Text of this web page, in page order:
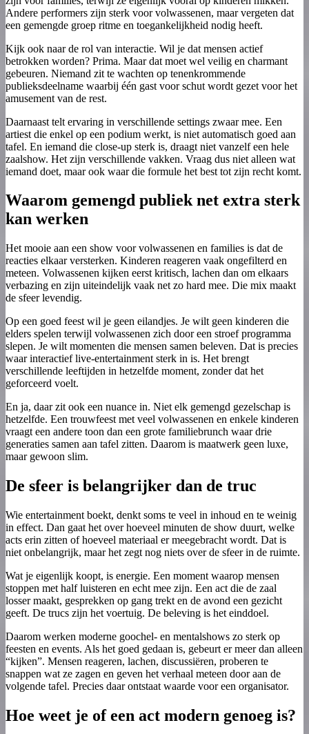
Andere performers zijn sterk voor volwassenen, maar vergeten dat
een gemengde groep ritme en toegankelijkheid nodig heeft.
Kijk ook naar de rol van interactie. Wil je dat mensen actief
betrokken worden? Prima. Maar dat moet wel veilig en charmant
gebeuren. Niemand zit te wachten op tenenkrommende
publieksdeelname waarbij één gast voor schut wordt gezet voor het
amusement van de rest.
Daarnaast telt ervaring in verschillende settings zwaar mee. Een
artiest die enkel op een podium werkt, is niet automatisch goed aan
tafel. En iemand die close-up sterk is, draagt niet vanzelf een hele
zaalshow. Het zijn verschillende vakken. Vraag dus niet alleen wat
iemand doet, maar ook waar die formule het best tot zijn recht komt.
Waarom gemengd publiek net extra sterk
kan werken
Het mooie aan een show voor volwassenen en families is dat de
reacties elkaar versterken. Kinderen reageren vaak ongefilterd en
meteen. Volwassenen kijken eerst kritisch, lachen dan om elkaars
verbazing en zijn uiteindelijk vaak net zo hard mee. Die mix maakt
de sfeer levendig.
Op een goed feest wil je geen eilandjes. Je wilt geen kinderen die
elders spelen terwijl volwassenen zich door een stroef programma
slepen. Je wilt momenten die mensen samen beleven. Dat is precies
waar interactief live-entertainment sterk in is. Het brengt
verschillende leeftijden in hetzelfde moment, zonder dat het
geforceerd voelt.
En ja, daar zit ook een nuance in. Niet elk gemengd gezelschap is
hetzelfde. Een trouwfeest met veel volwassenen en enkele kinderen
vraagt een andere toon dan een grote familiebrunch waar drie
generaties samen aan tafel zitten. Daarom is maatwerk geen luxe,
maar gewoon slim.
De sfeer is belangrijker dan de truc
Wie entertainment boekt, denkt soms te veel in inhoud en te weinig
in effect. Dan gaat het over hoeveel minuten de show duurt, welke
acts erin zitten of hoeveel materiaal er meegebracht wordt. Dat is
niet onbelangrijk, maar het zegt nog niets over de sfeer in de ruimte.
Wat je eigenlijk koopt, is energie. Een moment waarop mensen
stoppen met half luisteren en echt mee zijn. Een act die de zaal
losser maakt, gesprekken op gang trekt en de avond een gezicht
geeft. De trucs zijn het voertuig. De beleving is het einddoel.
Daarom werken moderne goochel- en mentalshows zo sterk op
feesten en events. Als het goed gedaan is, gebeurt er meer dan alleen
“kijken”. Mensen reageren, lachen, discussiëren, proberen te
snappen wat ze zagen en geven het verhaal meteen door aan de
volgende tafel. Precies daar ontstaat waarde voor een organisator.
Hoe weet je of een act modern genoeg is?